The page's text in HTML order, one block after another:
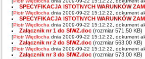
SPECYFIKACJA ISTOTNYCH WARUNKÓW
[Piotr Więdłocha dnia 2009-09-22 15:12:22, dokument
SPECYFIKACJA ISTOTNYCH WARUNKÓW
[Piotr Więdłocha dnia 2009-09-22 15:12:22, dokument
Załącznik nr 1 do SIWZ.doc(rozmiar 571,50 KB)
[Piotr Więdłocha dnia 2009-09-22 15:12:22, dokument
Załącznik nr 2 do SIWZ.doc(rozmiar 563,00 KB)
[Piotr Więdłocha dnia 2009-09-22 15:12:22, dokument
Załącznik nr 3 do SIWZ.doc(rozmiar 573,00 KB)